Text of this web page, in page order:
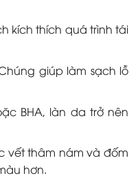
kích thích quá trình tái
giúp làm sạch lỗ
BHA, làn da trở nên
vết thâm nám và đốm
hơn.